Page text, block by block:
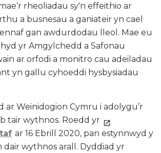
rheoliadau sy'n effeithio ar
a busnesau a ganiateir yn cael
gan awdurdodau lleol. Mae eu
yr Amgylchedd a Safonau
ar orfodi a monitro cau adeiladau
yn gallu cyhoeddi hysbysiadau
ar Weinidogion Cymru i adolygu’r
tair wythnos. Roedd yr
ar 16 Ebrill 2020, pan estynnwyd y
dair wythnos arall. Dyddiad yr